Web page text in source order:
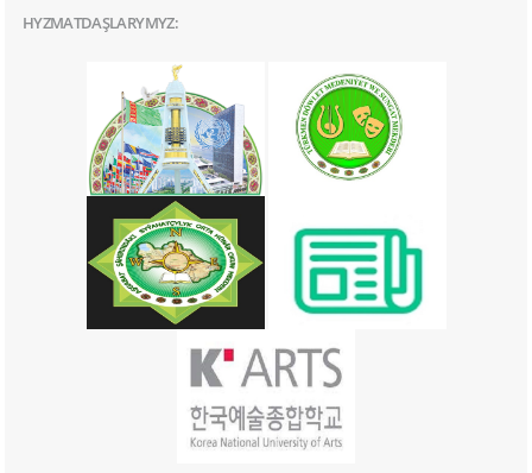
HYZMATDAŞLARYMYZ: